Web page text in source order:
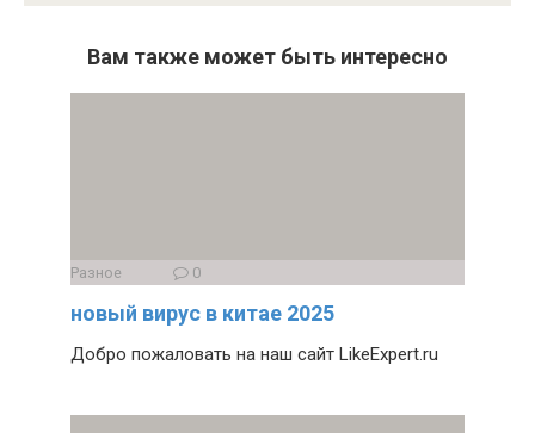
Вам также может быть интересно
Разное 0
новый вирус в китае 2025
Добро пожаловать на наш сайт LikeExpert.ru